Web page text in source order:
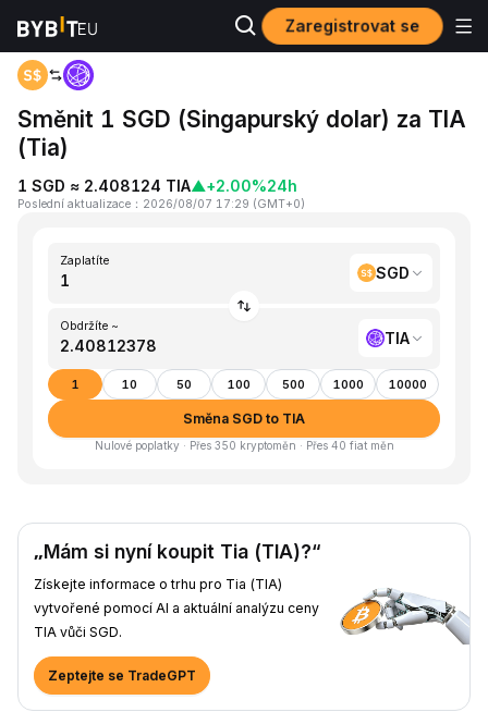
Zaregistrovat se
Domů SGD to TIA
Směnit 1 SGD (Singapurský dolar) za TIA
(Tia)
1 SGD ≈ 2.408124 TIA▲+2.00%24h
Poslední aktualizace ： 2026/08/07 17:29 (GMT+0)
Zaplatíte
SGD
Obdržíte ~
TIA
1 10 50 100 500 1000 10000
Směna SGD to TIA
Nulové poplatky · Přes 350 kryptoměn · Přes 40 fiat měn
„Mám si nyní koupit Tia (TIA)?“
Získejte informace o trhu pro Tia (TIA)
vytvořené pomocí AI a aktuální analýzu ceny
TIA vůči SGD.
Zeptejte se TradeGPT